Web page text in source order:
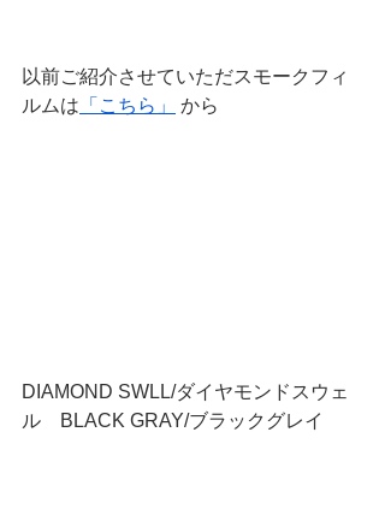
以前ご紹介させていただスモークフィ
ルムは 「こちら」 から
DIAMOND SWLL/ダイヤモンドスウェ
ル　BLACK GRAY/ブラックグレイ